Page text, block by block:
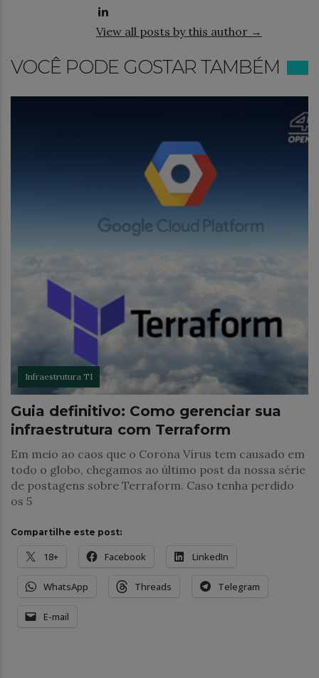
View all posts by this author →
VOCÊ PODE GOSTAR TAMBÉM
Infraestrutura TI
Guia definitivo: Como gerenciar sua
infraestrutura com Terraform
Em meio ao caos que o Corona Vírus tem causado em
todo o globo, chegamos ao último post da nossa série
de postagens sobre Terraform. Caso tenha perdido
os 5
Compartilhe este post:
18+ Facebook LinkedIn
WhatsApp Threads Telegram
E-mail